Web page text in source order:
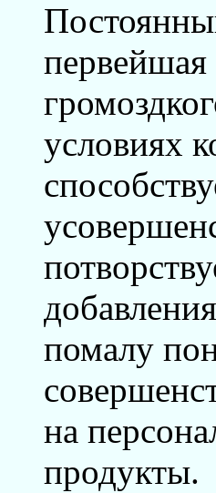
условиях
помалу
на
продукты.